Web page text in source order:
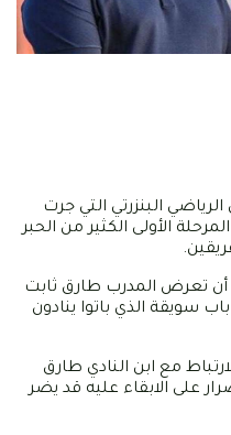
البنزرتي التي جرت
الأولى الكثير من الحبر
أن تعرض المدرب طارق ثابت
سويقة الذي باتوا ينادون
مع ابن النادي طارق
على الابقاء عليه قد يضر